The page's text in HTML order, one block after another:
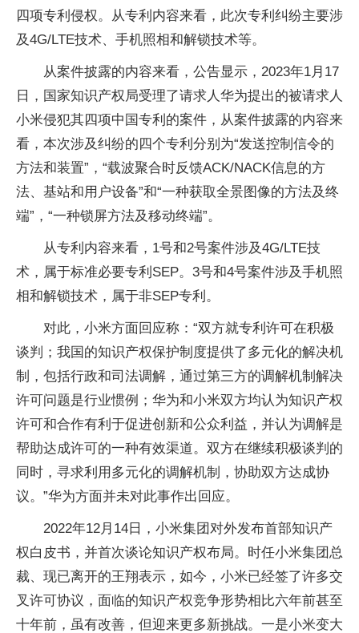
四项专利侵权。从专利内容来看，此次专利纠纷主要涉
及4G/LTE技术、手机照相和解锁技术等。
从案件披露的内容来看，公告显示，2023年1月17
日，国家知识产权局受理了请求人华为提出的被请求人
小米侵犯其四项中国专利的案件，从案件披露的内容来
看，本次涉及纠纷的四个专利分别为“发送控制信令的
方法和装置”，“载波聚合时反馈ACK/NACK信息的方
法、基站和用户设备”和“一种获取全景图像的方法及终
端”，“一种锁屏方法及移动终端”。
从专利内容来看，1号和2号案件涉及4G/LTE技
术，属于标准必要专利SEP。3号和4号案件涉及手机照
相和解锁技术，属于非SEP专利。
对此，小米方面回应称：“双方就专利许可在积极
谈判；我国的知识产权保护制度提供了多元化的解决机
制，包括行政和司法调解，通过第三方的调解机制解决
许可问题是行业惯例；华为和小米双方均认为知识产权
许可和合作有利于促进创新和公众利益，并认为调解是
帮助达成许可的一种有效渠道。双方在继续积极谈判的
同时，寻求利用多元化的调解机制，协助双方达成协
议。”华为方面并未对此事作出回应。
2022年12月14日，小米集团对外发布首部知识产
权白皮书，并首次谈论知识产权布局。时任小米集团总
裁、现已离开的王翔表示，如今，小米已经签了许多交
叉许可协议，面临的知识产权竞争形势相比六年前甚至
十年前，虽有改善，但迎来更多新挑战。一是小米变大